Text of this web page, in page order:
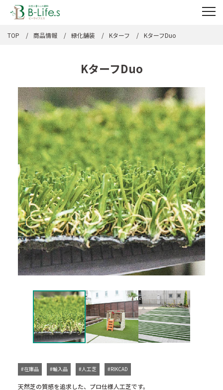
TOP 商品情報 緑化舗装 Kターフ KターフDuo
KターフDuo
天然芝の質感を追求した、プロ仕様人工芝です。
#在庫品 #輸入品 #人工芝 #RIKCAD